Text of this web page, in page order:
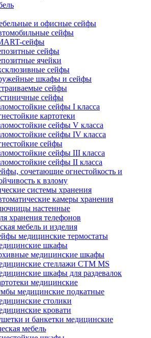
и офисные сейфы
сейфы
сейфы
сейфы
ячейки
сейфы
шкафы и сейфы
сейфы
сейфы
сейфы I класса
картотеки
сейфы V класса
сейфы IV класса
сейфы
сейфы III класса
сейфы II класса
сочетающие огнестойкость и
к взлому
системы хранения
камеры хранения
настенные
хранения телефонов
мебель и изделия
медицинские термостаты
шкафы
медицинские шкафы
стеллажи CTM MS
шкафы для раздевалок
медицинские
медицинские подкатные
столики
кровати
и банкетки медицинские
мебель